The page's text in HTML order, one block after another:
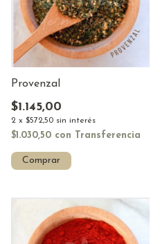
Provenzal
$1.145,00
2 x $572,50 sin interés
$1.030,50 con Transferencia
Comprar